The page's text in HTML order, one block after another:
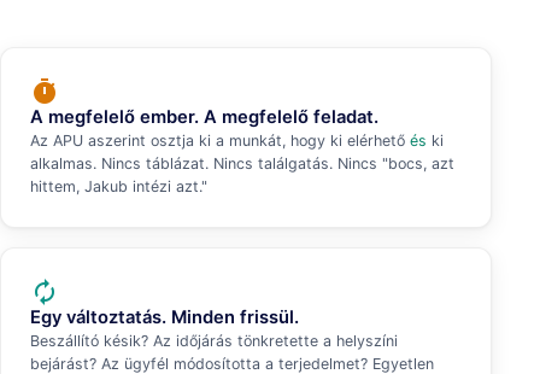
timer
A megfelelő ember. A megfelelő feladat.
Az APU aszerint osztja ki a munkát, hogy ki elérhető és ki
alkalmas. Nincs táblázat. Nincs találgatás. Nincs "bocs, azt
hittem, Jakub intézi azt."
autorenew
Egy változtatás. Minden frissül.
Beszállító késik? Az időjárás tönkretette a helyszíni
bejárást? Az ügyfél módosította a terjedelmet? Egyetlen